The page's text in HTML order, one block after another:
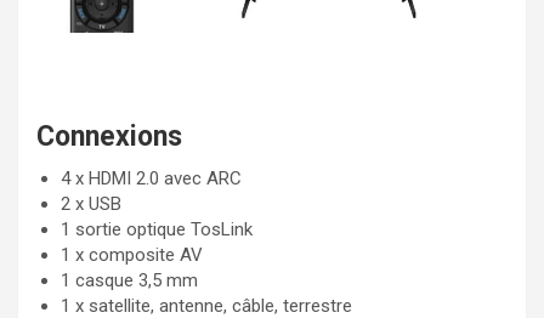
Connexions
4 x HDMI 2.0 avec ARC
2 x USB
1 sortie optique TosLink
1 x composite AV
1 casque 3,5 mm
1 x satellite, antenne, câble, terrestre